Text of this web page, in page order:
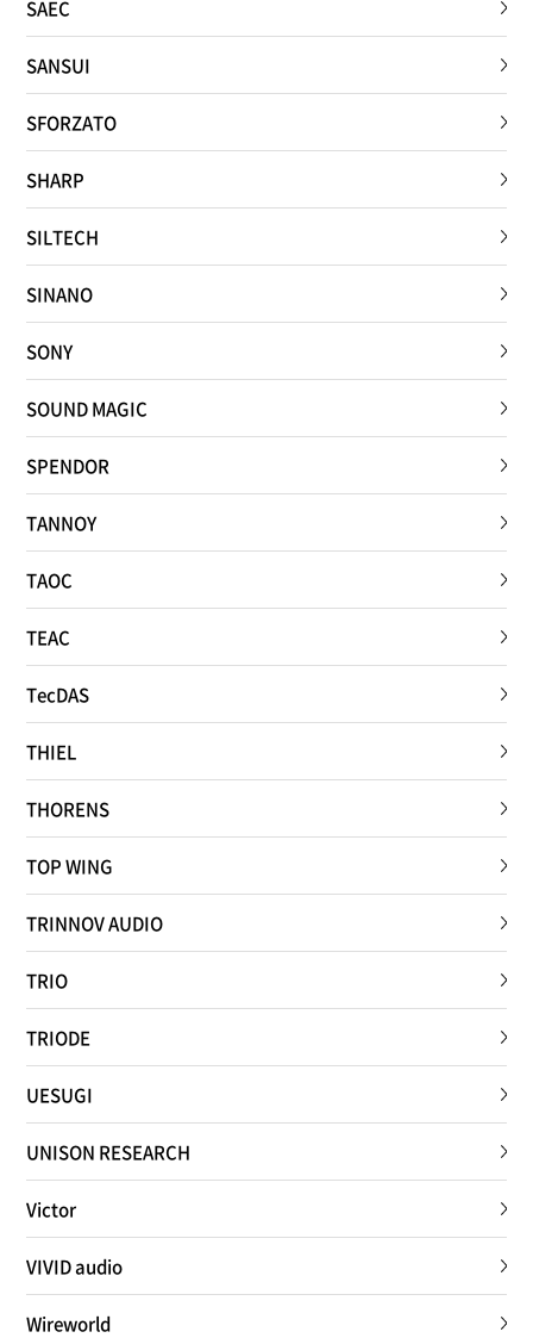
SAEC
SANSUI
SFORZATO
SHARP
SILTECH
SINANO
SONY
SOUND MAGIC
SPENDOR
TANNOY
TAOC
TEAC
TecDAS
THIEL
THORENS
TOP WING
TRINNOV AUDIO
TRIO
TRIODE
UESUGI
UNISON RESEARCH
Victor
VIVID audio
Wireworld